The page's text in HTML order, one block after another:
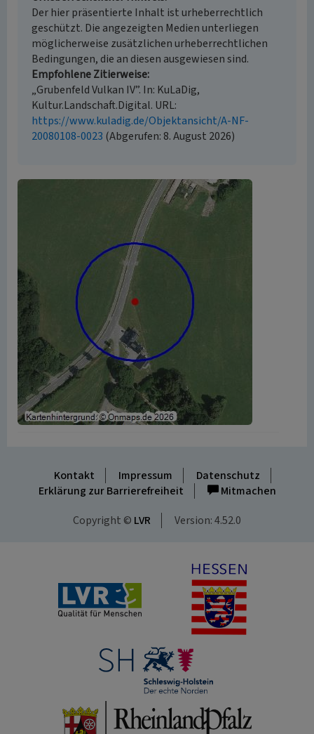
Der hier präsentierte Inhalt ist urheberrechtlich
geschützt. Die angezeigten Medien unterliegen
möglicherweise zusätzlichen urheberrechtlichen
Bedingungen, die an diesen ausgewiesen sind.
Empfohlene Zitierweise
„Grubenfeld Vulkan IV”. In: KuLaDig,
Kultur.Landschaft.Digital. URL:
https://www.kuladig.de/Objektansicht/A-NF-
20080108-0023 (Abgerufen: 8. August 2026)
Kontakt Impressum
Datenschutz
Erklärung zur Barrierefreiheit
Mitmachen
Copyright © LVR Version: 4.52.0